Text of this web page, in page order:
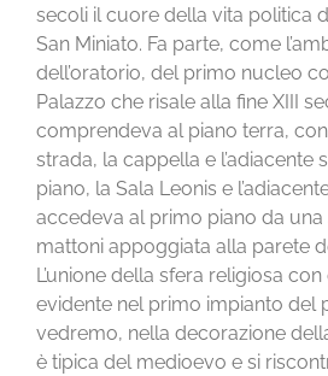
secoli il cuore della vita politica
San Miniato. Fa parte, come
dell’oratorio, del primo nucleo
Palazzo che risale alla fine XIII
comprendeva al piano terra,
strada, la cappella e l’adiacente
piano, la Sala Leonis e
accedeva al primo piano da una
mattoni appoggiata alla parete
L’unione della sfera religiosa
evidente nel primo impianto del
vedremo, nella decorazione
è tipica del medioevo e si